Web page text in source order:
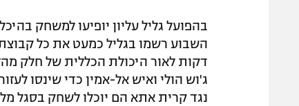
בהפועל גליל עליון יופיעו למשחק
השבוע רשמו בגליל כמעט את כל
דקות לאור היכולת הכללית של חלק
ג'וש הולי ואיש אל-אמין כדי שינסו
נגד קרית אתא הם יוכלו לשחק בסגל